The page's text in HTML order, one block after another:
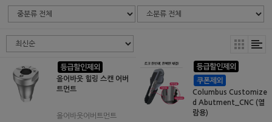
올어바웃 힐링 스캔 어버
트먼트
올어바웃어버트먼트
Columbus Customize
d Abutment_CNC (열
람용)